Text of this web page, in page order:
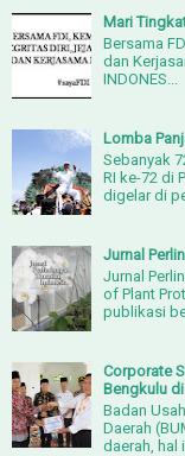
Mari
Bersama
dan
INDONES...
Lomba
Sebanyak
RI ke-72 di
digelar di
Jurnal
Jurnal
of Plant
publikasi
Corporate
Bengkulu
Badan
Daerah
daerah, hal